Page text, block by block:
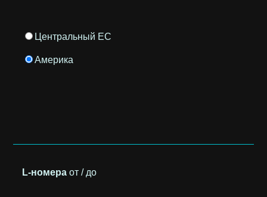
Центральный ЕС
Америка
L-номера от / до